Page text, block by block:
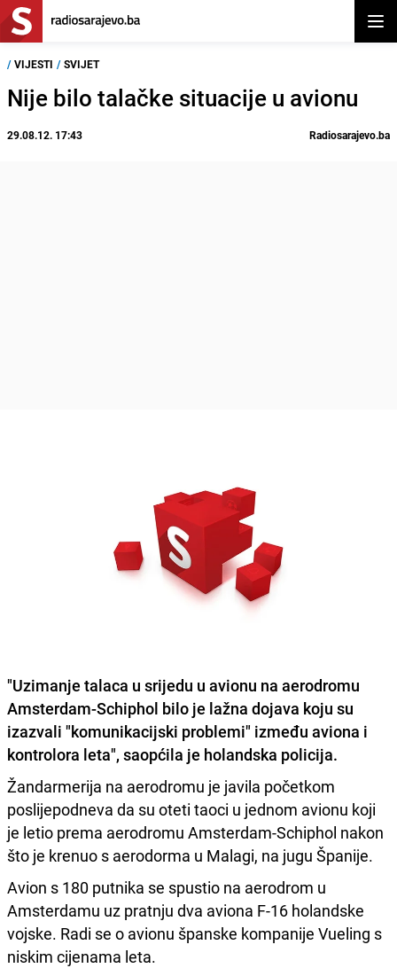
/ VIJESTI / SVIJET
Nije bilo talačke situacije u avionu
29.08.12. 17:43 Radiosarajevo.ba
"Uzimanje talaca u srijedu u avionu na aerodromu
Amsterdam-Schiphol bilo je lažna dojava koju su
izazvali "komunikacijski problemi" između aviona i
kontrolora leta", saopćila je holandska policija.
Žandarmerija na aerodromu je javila početkom
poslijepodneva da su oteti taoci u jednom avionu koji
je letio prema aerodromu Amsterdam-Schiphol nakon
što je krenuo s aerodorma u Malagi, na jugu Španije.
Avion s 180 putnika se spustio na aerodrom u
Amsterdamu uz pratnju dva aviona F-16 holandske
vojske. Radi se o avionu španske kompanije Vueling s
niskim cijenama leta.